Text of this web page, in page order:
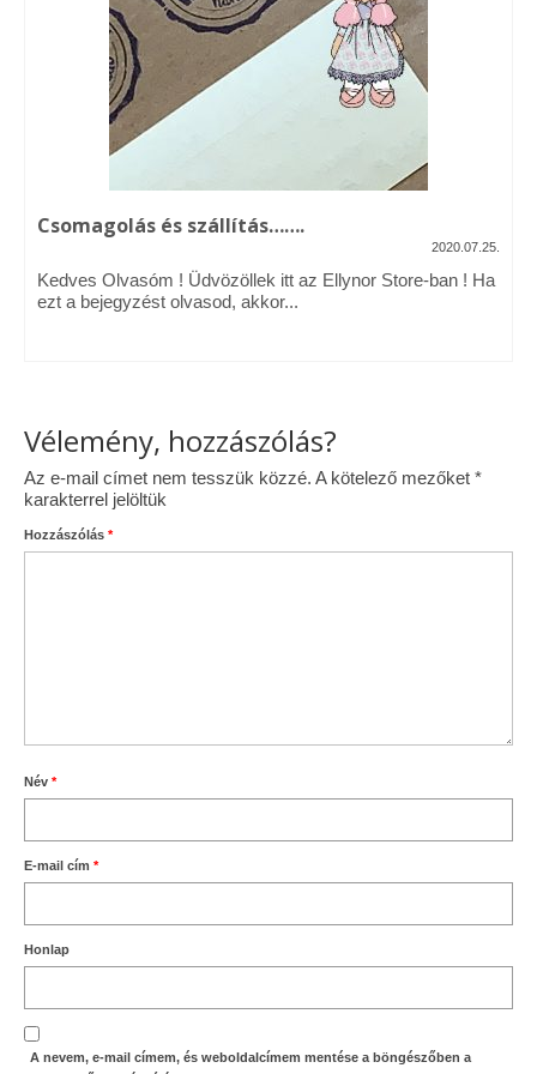
Vásárok, ahol velem is találkozhattál…
Alapanyagok, kellékek
A termékek tisztítása
Ellynor története
Adatkezelési tájékoztató
Általános Szerződési Feltételek
Csomagolás és szállítás…….
2020.07.25.
Kedves Olvasóm ! Üdvözöllek itt az Ellynor Store-ban ! Ha
ezt a bejegyzést olvasod, akkor...
Vélemény, hozzászólás?
Az e-mail címet nem tesszük közzé. A kötelező mezőket *
karakterrel jelöltük
Hozzászólás *
Név *
E-mail cím *
Honlap
A nevem, e-mail címem, és weboldalcímem mentése a böngészőben a